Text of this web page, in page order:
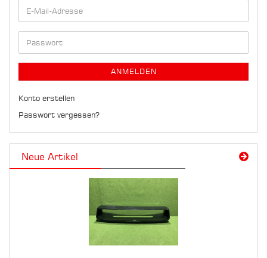
E-
Mail-
Adresse
Passwort
ANMELDEN
Konto erstellen
Passwort vergessen?
Neue Artikel